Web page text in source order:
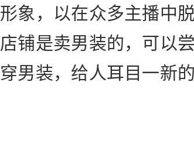
形象，以在众多主播中
店铺是卖男装的，可以
穿男装，给人耳目一新的